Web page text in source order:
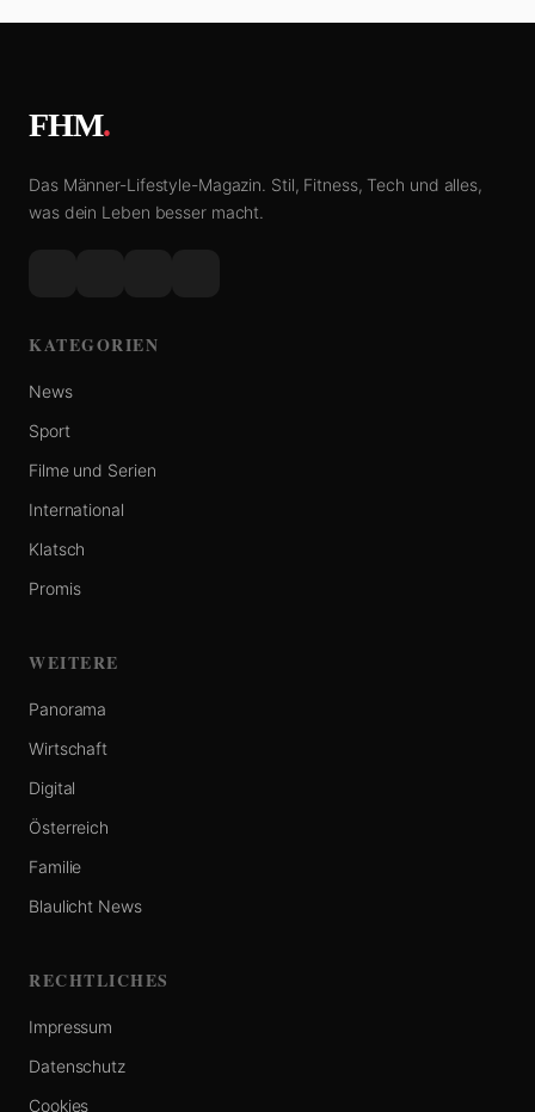
FHM.
Das Männer-Lifestyle-Magazin. Stil, Fitness, Tech und alles,
was dein Leben besser macht.
KATEGORIEN
News
Sport
Filme und Serien
International
Klatsch
Promis
WEITERE
Panorama
Wirtschaft
Digital
Österreich
Familie
Blaulicht News
RECHTLICHES
Impressum
Datenschutz
Cookies